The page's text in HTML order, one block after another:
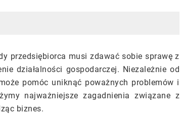
przedsiębiorca musi zdawać sobie sprawę z
działalności gospodarczej. Niezależnie od
pomóc uniknąć poważnych problemów i
najważniejsze zagadnienia związane z
biznes.